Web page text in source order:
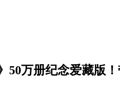
50万册纪念爱藏版